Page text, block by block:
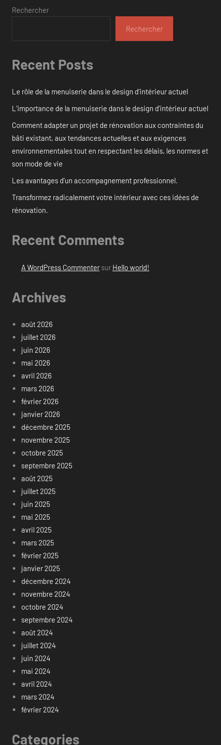
Rechercher
Rechercher
Recent Posts
Le rôle de la menuiserie dans le design d’intérieur actuel
L’importance de la menuiserie dans le design d’intérieur actuel
Comment adapter un projet de rénovation aux contraintes du
bâti existant, aux tendances actuelles et aux exigences
environnementales tout en respectant les délais, les normes et
son mode de vie
Les avantages d’un accompagnement professionnel.
Transformez radicalement votre intérieur avec ces idées de
rénovation.
Recent Comments
A WordPress Commentersur Hello world!
Archives
août 2026
juillet 2026
juin 2026
mai 2026
avril 2026
mars 2026
février 2026
janvier 2026
décembre 2025
novembre 2025
octobre 2025
septembre 2025
août 2025
juillet 2025
juin 2025
mai 2025
avril 2025
mars 2025
février 2025
janvier 2025
décembre 2024
novembre 2024
octobre 2024
septembre 2024
août 2024
juillet 2024
juin 2024
mai 2024
avril 2024
mars 2024
février 2024
Categories